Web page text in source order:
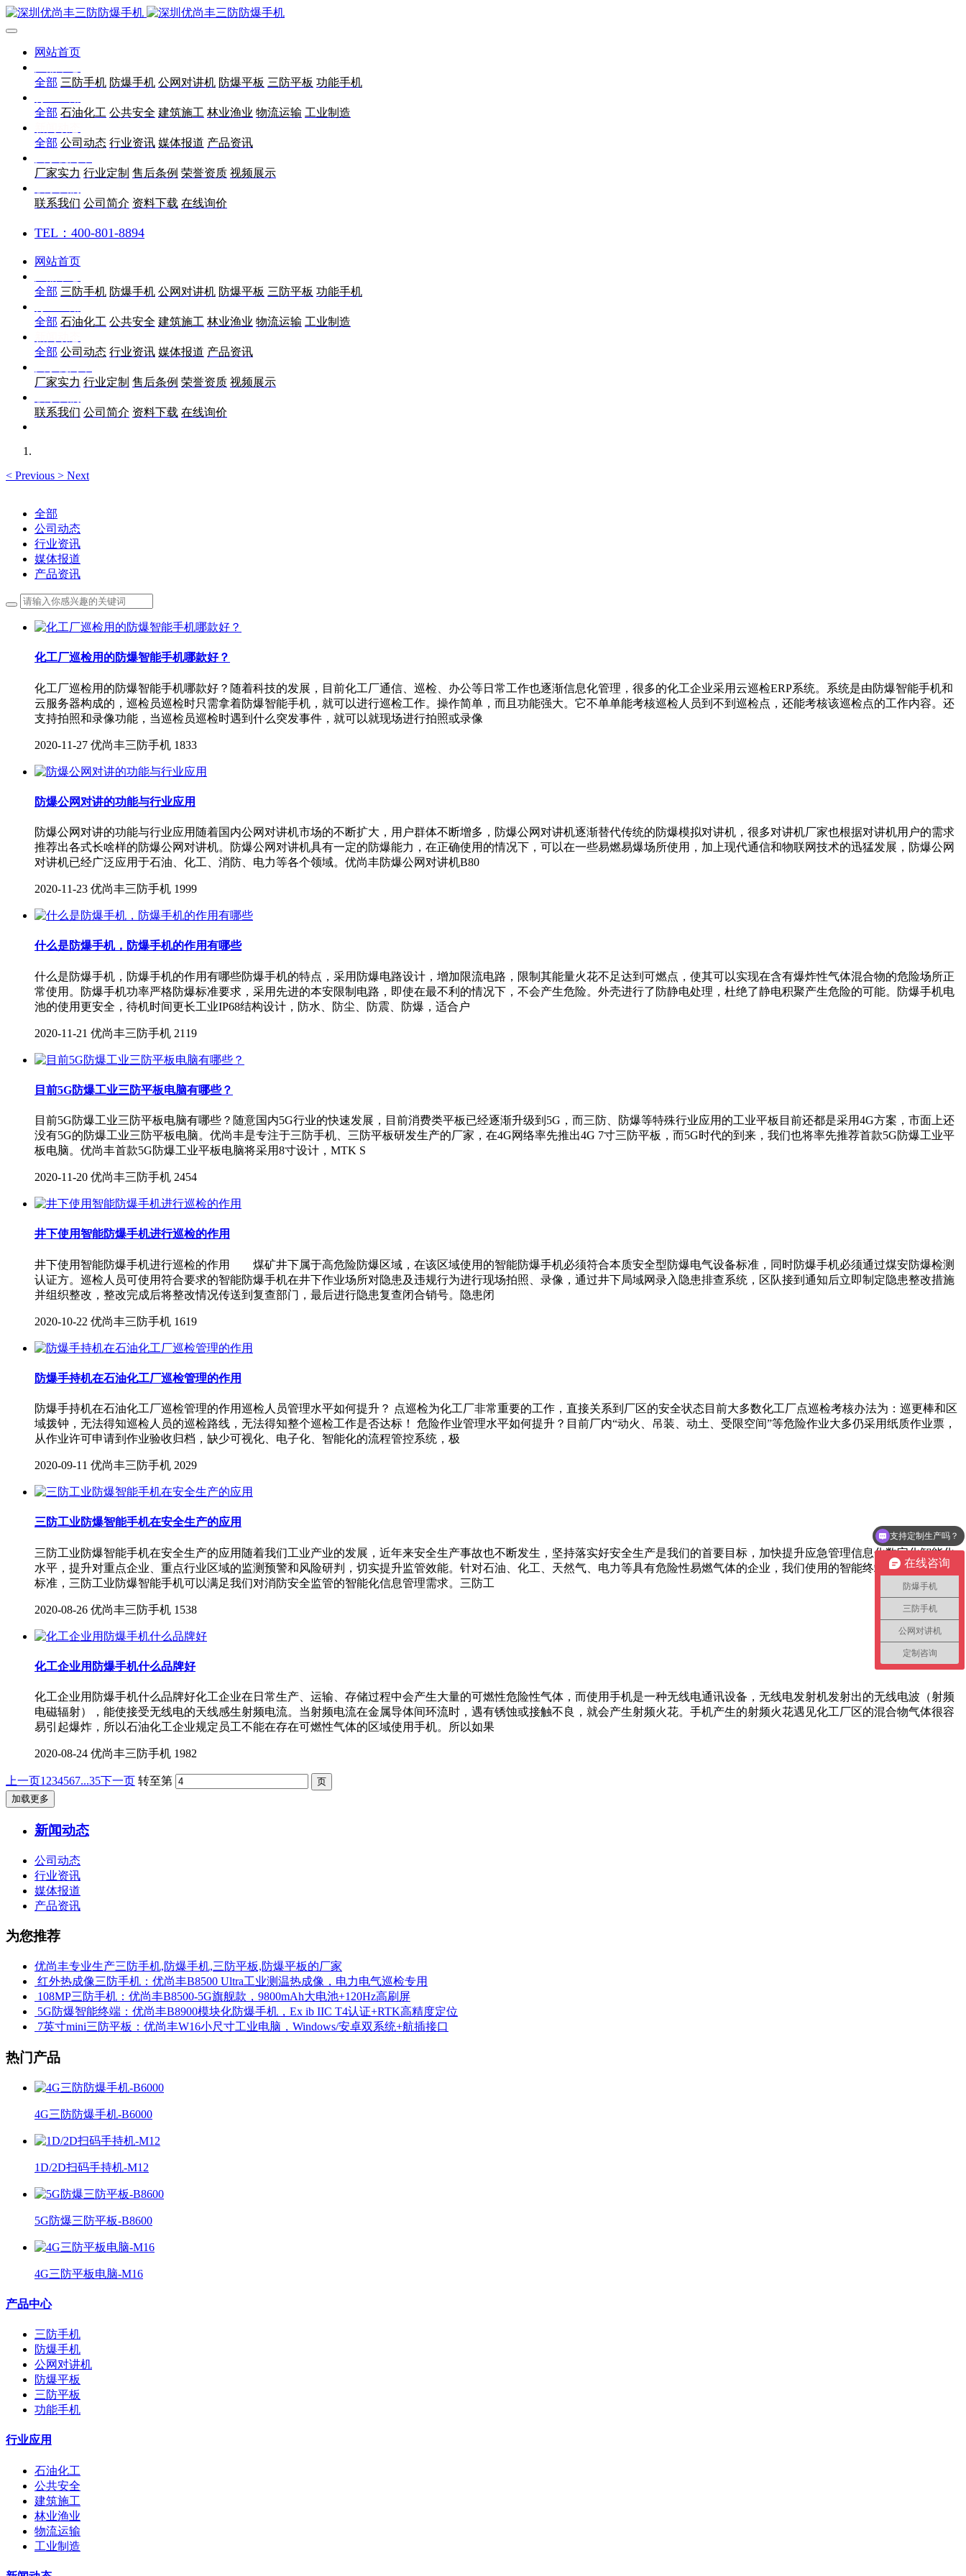
网站首页
全部 三防手机 防爆手机 公网对讲机 防爆平板 三防平板 功能手机
全部 石油化工 公共安全 建筑施工 林业渔业 物流运输 工业制造
全部 公司动态 行业资讯 媒体报道 产品资讯
厂家实力 行业定制 售后条例 荣誉资质 视频展示
联系我们 公司简介 资料下载 在线询价
TEL：400-801-8894
网站首页
全部 三防手机 防爆手机 公网对讲机 防爆平板 三防平板 功能手机
全部 石油化工 公共安全 建筑施工 林业渔业 物流运输 工业制造
全部 公司动态 行业资讯 媒体报道 产品资讯
厂家实力 行业定制 售后条例 荣誉资质 视频展示
联系我们 公司简介 资料下载 在线询价
< Previous > Next
全部
公司动态
行业资讯
媒体报道
产品资讯
化工厂巡检用的防爆智能手机哪款好？
化工厂巡检用的防爆智能手机哪款好？随着科技的发展，目前化工厂通信、巡检、办公等日常工作也逐渐信息化管理，很多的化工企业采用云巡检ERP系统。系统是由防爆智能手机和
云服务器构成的，巡检员巡检时只需拿着防爆智能手机，就可以进行巡检工作。操作简单，而且功能强大。它不单单能考核巡检人员到不到巡检点，还能考核该巡检点的工作内容。还
支持拍照和录像功能，当巡检员巡检时遇到什么突发事件，就可以就现场进行拍照或录像
2020-11-27 优尚丰三防手机 1833
​防爆公网对讲的功能与行业应用
防爆公网对讲的功能与行业应用随着国内公网对讲机市场的不断扩大，用户群体不断增多，防爆公网对讲机逐渐替代传统的防爆模拟对讲机，很多对讲机厂家也根据对讲机用户的需求
推荐出各式长啥样的防爆公网对讲机。防爆公网对讲机具有一定的防爆能力，在正确使用的情况下，可以在一些易燃易爆场所使用，加上现代通信和物联网技术的迅猛发展，防爆公网
对讲机已经广泛应用于石油、化工、消防、电力等各个领域。优尚丰防爆公网对讲机B80
2020-11-23 优尚丰三防手机 1999
什么是防爆手机，防爆手机的作用有哪些
什么是防爆手机，防爆手机的作用有哪些防爆手机的特点，采用防爆电路设计，增加限流电路，限制其能量火花不足达到可燃点，使其可以实现在含有爆炸性气体混合物的危险场所正
常使用。防爆手机功率严格防爆标准要求，采用先进的本安限制电路，即使在最不利的情况下，不会产生危险。外壳进行了防静电处理，杜绝了静电积聚产生危险的可能。防爆手机电
池的使用更安全，待机时间更长工业IP68结构设计，防水、防尘、防震、防爆，适合户
2020-11-21 优尚丰三防手机 2119
目前5G防爆工业三防平板电脑有哪些？
目前5G防爆工业三防平板电脑有哪些？随意国内5G行业的快速发展，目前消费类平板已经逐渐升级到5G，而三防、防爆等特殊行业应用的工业平板目前还都是采用4G方案，市面上还
没有5G的防爆工业三防平板电脑。优尚丰是专注于三防手机、三防平板研发生产的厂家，在4G网络率先推出4G 7寸三防平板，而5G时代的到来，我们也将率先推荐首款5G防爆工业平
板电脑。优尚丰首款5G防爆工业平板电脑将采用8寸设计，MTK S
2020-11-20 优尚丰三防手机 2454
井下使用智能防爆手机进行巡检的作用
井下使用智能防爆手机进行巡检的作用 煤矿井下属于高危险防爆区域，在该区域使用的智能防爆手机必须符合本质安全型防爆电气设备标准，同时防爆手机必须通过煤安防爆检测
认证方。巡检人员可使用符合要求的智能防爆手机在井下作业场所对隐患及违规行为进行现场拍照、录像，通过井下局域网录入隐患排查系统，区队接到通知后立即制定隐患整改措施
并组织整改，整改完成后将整改情况传送到复查部门，最后进行隐患复查闭合销号。隐患闭
2020-10-22 优尚丰三防手机 1619
防爆手持机在石油化工厂巡检管理的作用
防爆手持机在石油化工厂巡检管理的作用巡检人员管理水平如何提升？ 点巡检为化工厂非常重要的工作，直接关系到厂区的安全状态目前大多数化工厂点巡检考核办法为：巡更棒和区
域拨钟，无法得知巡检人员的巡检路线，无法得知整个巡检工作是否达标！ 危险作业管理水平如何提升？目前厂内“动火、吊装、动土、受限空间”等危险作业大多仍采用纸质作业票，
从作业许可申请到作业验收归档，缺少可视化、电子化、智能化的流程管控系统，极
2020-09-11 优尚丰三防手机 2029
三防工业防爆智能手机在安全生产的应用
三防工业防爆智能手机在安全生产的应用随着我们工业产业的发展，近年来安全生产事故也不断发生，坚持落实好安全生产是我们的首要目标，加快提升应急管理信息化数字化智能化
水平，提升对重点企业、重点行业区域的监测预警和风险研判，切实提升监管效能。针对石油、化工、天然气、电力等具有危险性易燃气体的企业，我们使用的智能终端必须符合防爆
标准，三防工业防爆智能手机可以满足我们对消防安全监管的智能化信息管理需求。三防工
2020-08-26 优尚丰三防手机 1538
化工企业用防爆手机什么品牌好
化工企业用防爆手机什么品牌好化工企业在日常生产、运输、存储过程中会产生大量的可燃性危险性气体，而使用手机是一种无线电通讯设备，无线电发射机发射出的无线电波（射频
电磁辐射），能使接受无线电的天线感生射频电流。当射频电流在金属导体间环流时，遇有锈蚀或接触不良，就会产生射频火花。手机产生的射频火花遇见化工厂区的混合物气体很容
易引起爆炸，所以石油化工企业规定员工不能在存在可燃性气体的区域使用手机。所以如果
2020-08-24 优尚丰三防手机 1982
上一页1 234567...35下一页 转至第
加载更多
新闻动态
公司动态
行业资讯
媒体报道
产品资讯
为您推荐
优尚丰专业生产三防手机,防爆手机,三防平板,防爆平板的厂家
​ 红外热成像三防手机：优尚丰B8500 Ultra工业测温热成像，电力电气巡检专用
​ 108MP三防手机：优尚丰B8500-5G旗舰款，9800mAh大电池+120Hz高刷屏
​ 5G防爆智能终端：优尚丰B8900模块化防爆手机，Ex ib IIC T4认证+RTK高精度定位
​ 7英寸mini三防平板：优尚丰W16小尺寸工业电脑，Windows/安卓双系统+航插接口
热门产品
4G三防防爆手机-B6000
1D/2D扫码手持机-M12
5G防爆三防平板-B8600
4G三防平板电脑-M16
产品中心
三防手机
防爆手机
公网对讲机
防爆平板
三防平板
功能手机
行业应用
石油化工
公共安全
建筑施工
林业渔业
物流运输
工业制造
在线咨询
防爆手机
三防手机
公网对讲机
定制咨询
销售微信